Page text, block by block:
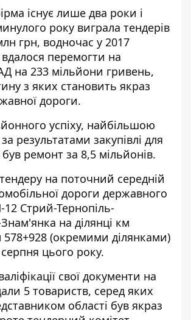
існує лише два роки і
року виграла тендерів
грн, водночас у 2017
перемогти на
на 233 мільйони гривень,
з яких становить якраз
дороги.
успіху, найбільшою
результатами закупівлі для
ремонт за 8,5 мільйонів.
на поточний середній
дороги державного
Стрий-Тернопіль-
на ділянці км
578+928 (окремими ділянками)
серпня цього року.
свої документи на
5 товариств, серед яких
області був якраз